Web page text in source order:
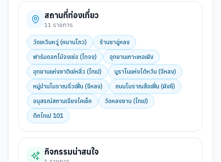
สถานที่ท่องเที่ยว
11 รายการ
วัดเหวินหวู่ (หนานโถว)
ร้านชาอู่หลง
ฟาร์มดอกไม้จงเซ่อ (ไทจง)
อุทยานเกาะเหอเผิง
อุทยานแห่งชาติเย่หลิ่ว (ไทเป)
บูราโนแห่งไต้หวัน (จีหลง)
หมู่บ้านโบราณจิ่วเฟิ่น (จีหลง)
ถนนโบราณสือเฟิ่น (ผิงซี)
อนุสรณ์สถานเจียงไคเช็ค
วัดหลงซาน (ไทเป)
ตึกไทเป 101
กิจกรรมน่าสนใจ